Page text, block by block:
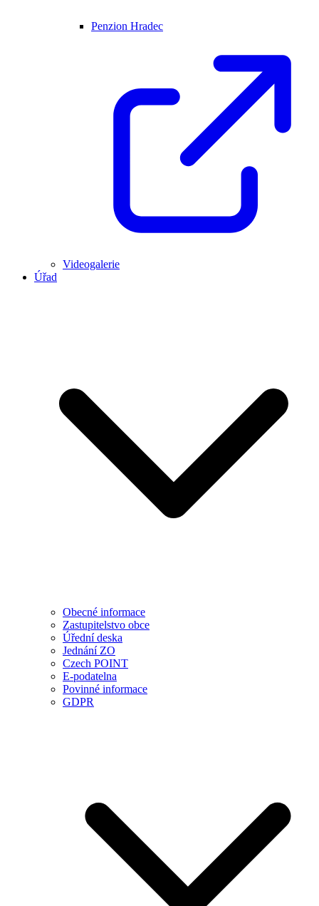
Penzion Hradec
Videogalerie
Úřad
Obecné informace
Zastupitelstvo obce
Úřední deska
Jednání ZO
Czech POINT
E-podatelna
Povinné informace
GDPR